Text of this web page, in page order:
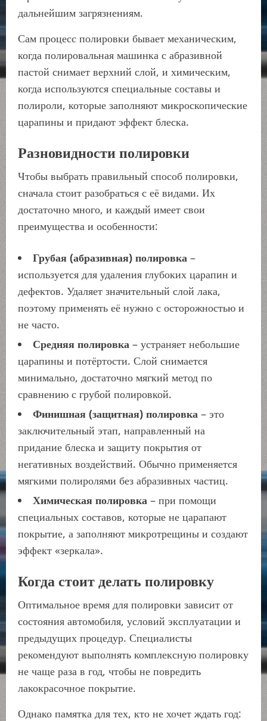
дальнейшим загрязнениям.
Сам процесс полировки бывает механическим,
когда полировальная машинка с абразивной
пастой снимает верхний слой, и химическим,
когда используются специальные составы и
полироли, которые заполняют микроскопические
царапины и придают эффект блеска.
Разновидности полировки
Чтобы выбрать правильный способ полировки,
сначала стоит разобраться с её видами. Их
достаточно много, и каждый имеет свои
преимущества и особенности:
Грубая (абразивная) полировка –
используется для удаления глубоких царапин и
дефектов. Удаляет значительный слой лака,
поэтому применять её нужно с осторожностью и
не часто.
Средняя полировка – устраняет небольшие
царапины и потёртости. Слой снимается
минимально, достаточно мягкий метод по
сравнению с грубой полировкой.
Финишная (защитная) полировка – это
заключительный этап, направленный на
придание блеска и защиту покрытия от
негативных воздействий. Обычно применяется
мягкими полиролями без абразивных частиц.
Химическая полировка – при помощи
специальных составов, которые не царапают
покрытие, а заполняют микротрещины и создают
эффект «зеркала».
Когда стоит делать полировку
Оптимальное время для полировки зависит от
состояния автомобиля, условий эксплуатации и
предыдущих процедур. Специалисты
рекомендуют выполнять комплексную полировку
не чаще раза в год, чтобы не повредить
лакокрасочное покрытие.
Однако памятка для тех, кто не хочет ждать год: